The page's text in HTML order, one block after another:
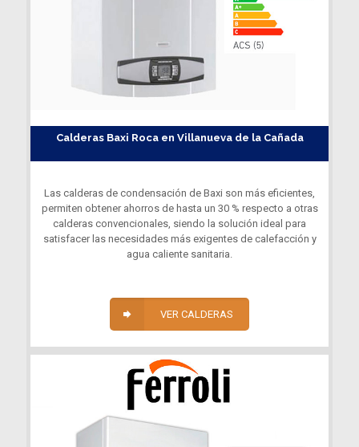
Calderas Baxi Roca en Villanueva de la Cañada
Las calderas de condensación de Baxi son más eficientes,
permiten obtener ahorros de hasta un 30 % respecto a otras
calderas convencionales, siendo la solución ideal para
satisfacer las necesidades más exigentes de calefacción y
agua caliente sanitaria.
VER CALDERAS